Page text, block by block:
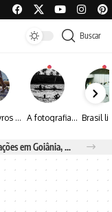
Buscar
Entre livros e fotografia autoral, Sebastião Reis consolida uma trajetória marcada pelo olhar artístico A fotografia contemporânea de Cynthia Feyh Jappur entre luz, movimento e arte